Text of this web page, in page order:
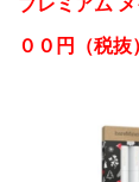
００円（税抜